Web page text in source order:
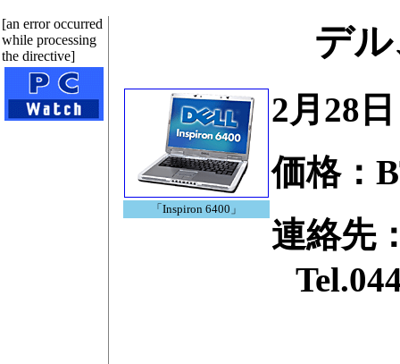
[an error occurred
while processing
the directive]
デ
「Inspiron 6400」
2月28
価格：
連絡先
Tel.044-